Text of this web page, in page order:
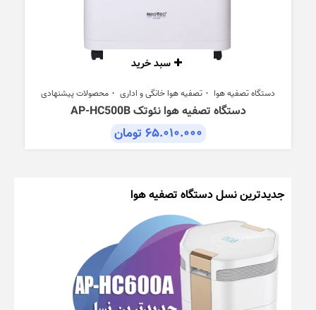
سبد خرید
دستگاه تصفیه هوا تصفیه هوا خانگی و اداری محصولات پیشنهادی
دستگاه تصفیه هوا نئوتک AP-HC500B
۶۵.۰۱۰.۰۰۰ تومان
جدیدترین نسل دستگاه تصفیه هوا